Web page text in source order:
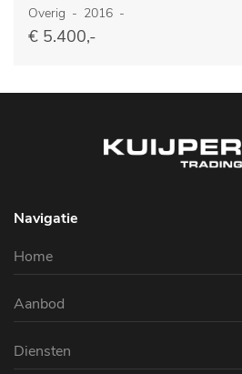
Overig - 2016 -
€ 5.400,-
Navigatie
Home
Aanbod
Diensten